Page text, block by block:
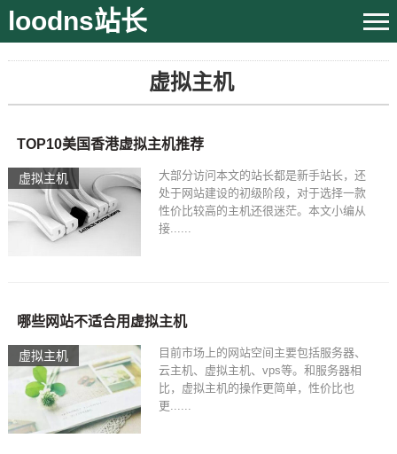
loodns站长
虚拟主机
虚拟主机
TOP10美国香港虚拟主机推荐
大部分访问本文的站长都是新手站长，还
处于网站建设的初级阶段，对于选择一款
性价比较高的主机还很迷茫。本文小编从
接......
虚拟主机
哪些网站不适合用虚拟主机
目前市场上的网站空间主要包括服务器、
云主机、虚拟主机、vps等。和服务器相
比，虚拟主机的操作更简单，性价比也
更......